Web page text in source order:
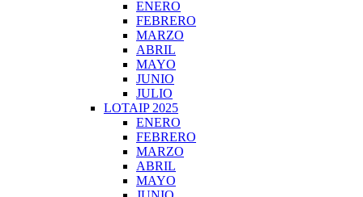
ENERO
FEBRERO
MARZO
ABRIL
MAYO
JUNIO
JULIO
LOTAIP 2025
ENERO
FEBRERO
MARZO
ABRIL
MAYO